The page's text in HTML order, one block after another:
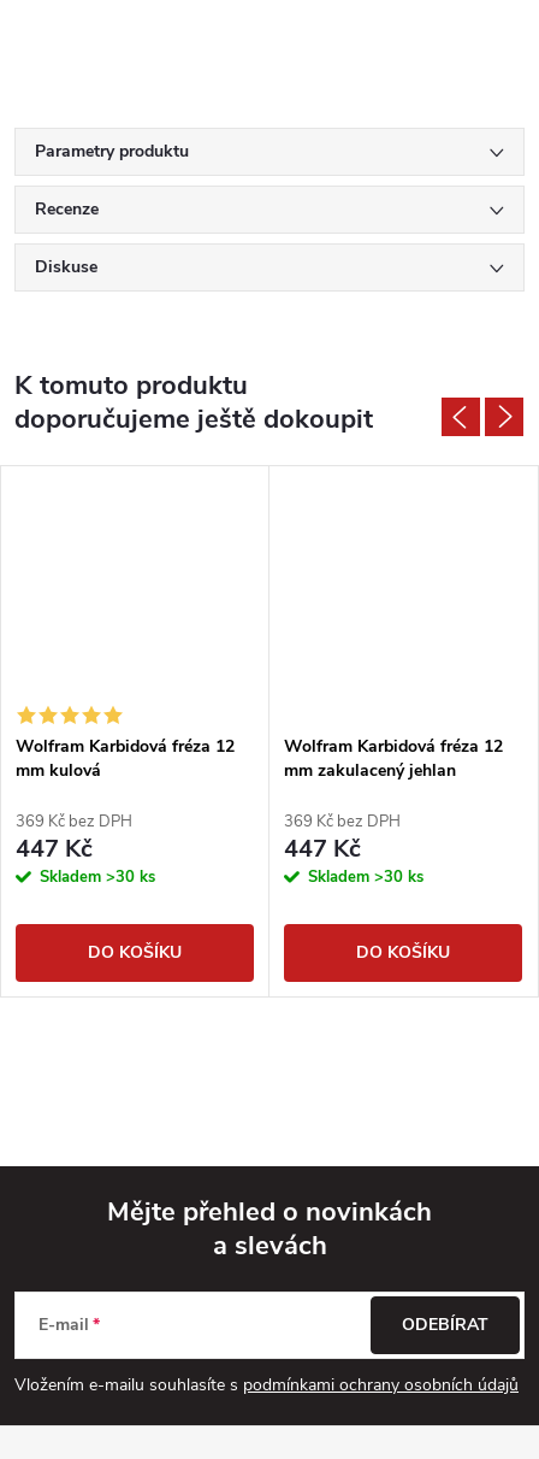
Parametry produktu
Recenze
Diskuse
K tomuto produktu
doporučujeme ještě dokoupit
Wolfram Karbidová fréza 12
mm kulová
369 Kč bez DPH
447 Kč
Skladem >30 ks
DO KOŠÍKU
Wolfram Karbidová fréza 12
mm zakulacený jehlan
369 Kč bez DPH
447 Kč
Skladem >30 ks
DO KOŠÍKU
p
Mějte přehled o novinkách
a slevách
E-mail
Vložením e-mailu souhlasíte s podmínkami ochrany osobních údajů
ODEBÍRAT